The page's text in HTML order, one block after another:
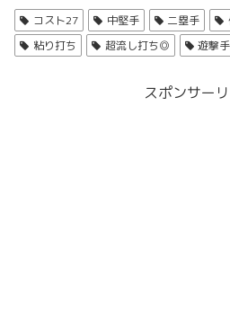
コスト27 中堅手 二塁手
粘り打ち
超流し打ち◎ 遊撃手
スポンサー